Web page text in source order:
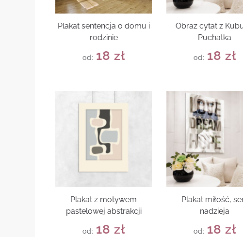
Plakat sentencja o domu i
rodzinie
od: 18 zł
Obraz cytat z
Puchatka
od: 18 zł
Plakat z motywem
pastelowej abstrakcji
od: 18 zł
Plakat miłość,
nadzieja
od: 18 zł